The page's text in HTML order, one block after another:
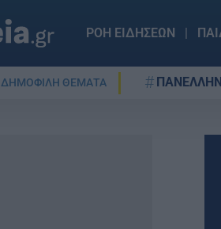
ΡΟΗ ΕΙΔΗΣΕΩΝ
ΔΗΜΟΦΙΛΗ ΘΕΜΑΤΑ